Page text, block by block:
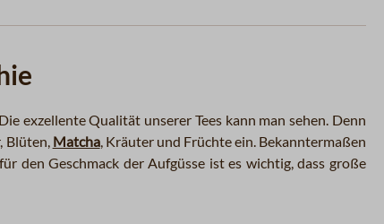
exzellente Qualität unserer Tees kann man sehen. Denn
Blüten, Matcha, Kräuter und Früchte ein. Bekanntermaßen
den Geschmack der Aufgüsse ist es wichtig, dass große